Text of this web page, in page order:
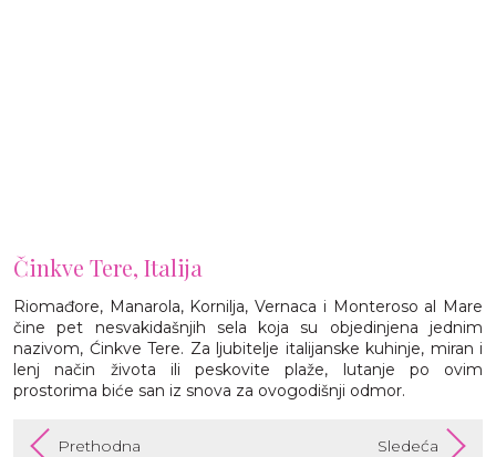
Činkve Tere, Italija
Riomađore, Manarola, Kornilja, Vernaca i Monteroso al Mare
čine pet nesvakidašnjih sela koja su objedinjena jednim
nazivom, Ćinkve Tere. Za ljubitelje italijanske kuhinje, miran i
lenj način života ili peskovite plaže, lutanje po ovim
prostorima biće san iz snova za ovogodišnji odmor.
Prethodna Sledeća